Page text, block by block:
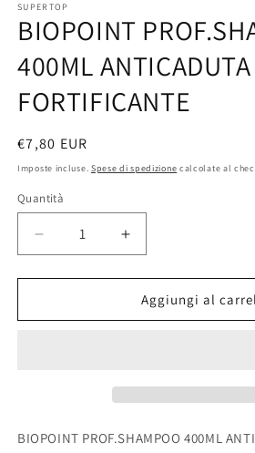
multimediali
1
in
modale
SUPERTOP
BIOPOINT
400ML ANTICADUTA
FORTIFICANTE
Prezzo
di
€7,80 EUR
Imposte incluse. Spese di spedizione calcolate al
Quantità
Diminuisci
quantità
per
PROF.SHAMPOO
Aumenta
quantità
per
BIOPOINT
PROF.SHAMPOO
Aggiungi al
BIOPOINT PROF.SHAMPOO 400ML